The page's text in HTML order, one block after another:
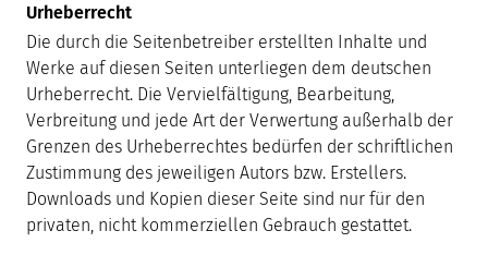
Urheberrecht
Die durch die Seitenbetreiber erstellten Inhalte und
Werke auf diesen Seiten unterliegen dem deutschen
Urheberrecht. Die Vervielfältigung, Bearbeitung,
Verbreitung und jede Art der Verwertung außerhalb der
Grenzen des Urheberrechtes bedürfen der schriftlichen
Zustimmung des jeweiligen Autors bzw. Erstellers.
Downloads und Kopien dieser Seite sind nur für den
privaten, nicht kommerziellen Gebrauch gestattet.